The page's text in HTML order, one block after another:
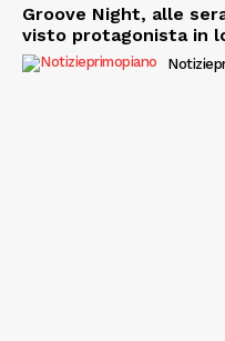
Groove Night, alle
visto protagonista in